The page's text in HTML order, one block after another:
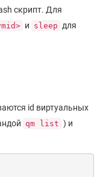
скрипт. Для
и sleep для
id виртуальных
qm list ) и